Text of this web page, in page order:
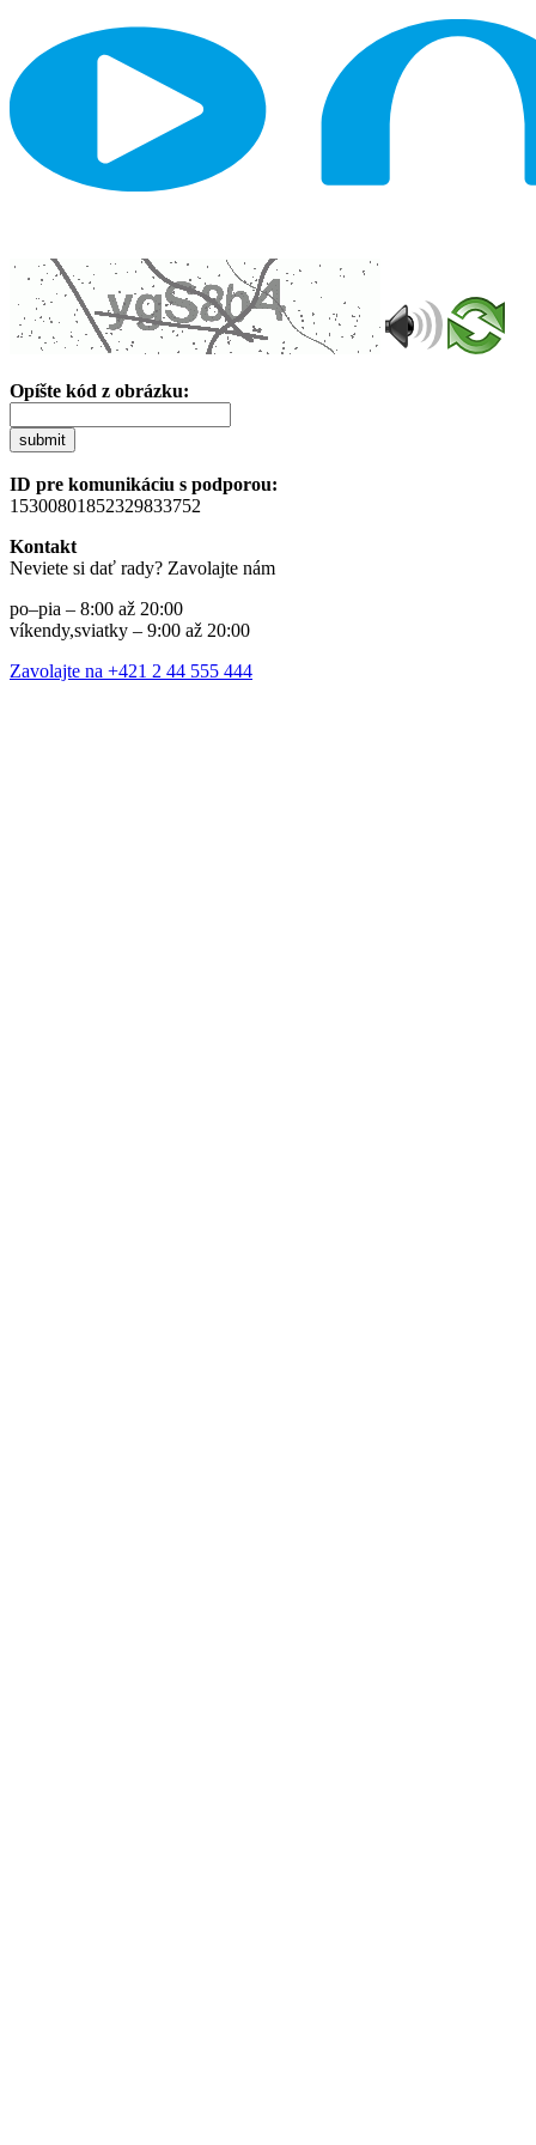
Opíšte kód z obrázku:
submit
ID pre komunikáciu s podporou:
15300801852329833752
Kontakt
Neviete si dať rady? Zavolajte nám
po–pia – 8:00 až 20:00
víkendy,sviatky – 9:00 až 20:00
Zavolajte na +421 2 44 555 444